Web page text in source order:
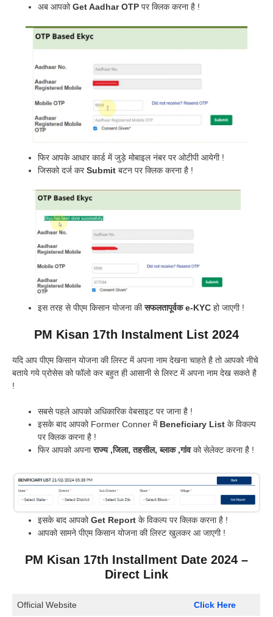
अब आपकोGet Aadhar OTP पर क्लिक करना है !
फिर आपके आधार कार्ड में जुड़े मोबाइल नंबर पर ओटीपी आयेगी !
जिसको दर्ज करSubmit बटन पर क्लिक करना है !
इस तरह से पीएम किसान योजना कीसफलतापूर्वक e-KYC हो जाएगी !
PM Kisan 17th Instalment List 2024
यदि आप पीएम किसान योजना की लिस्ट में अपना नाम देखना चाहते है तो आपको नीचे
बताये गये प्रोसेस को फॉलो कर बहुत ही आसानी से लिस्ट में अपना नाम देख सकते है
!
सबसे पहले आपको अधिकारिक वेबसाइट पर जाना है !
इसके बाद आपको Former Conner में Beneficiary List के विकल्प
पर क्लिक करना है !
फिर आपको अपनाराज्य ,जिला, तहसील, ब्लाक ,गांवको सेलेक्ट करना है !
इसके बाद आपकोGet Report के विकल्प पर क्लिक करना है !
आपको सामने पीएम किसान योजना की लिस्ट खुलकर आ जाएगी !
PM Kisan 17th Installment Date 2024 –
Direct Link
Official Website Click Here